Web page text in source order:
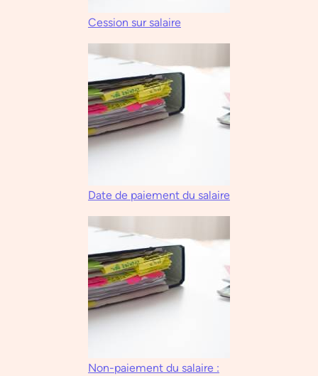
Cession sur salaire
Date de paiement du salaire
Non-paiement du salaire :